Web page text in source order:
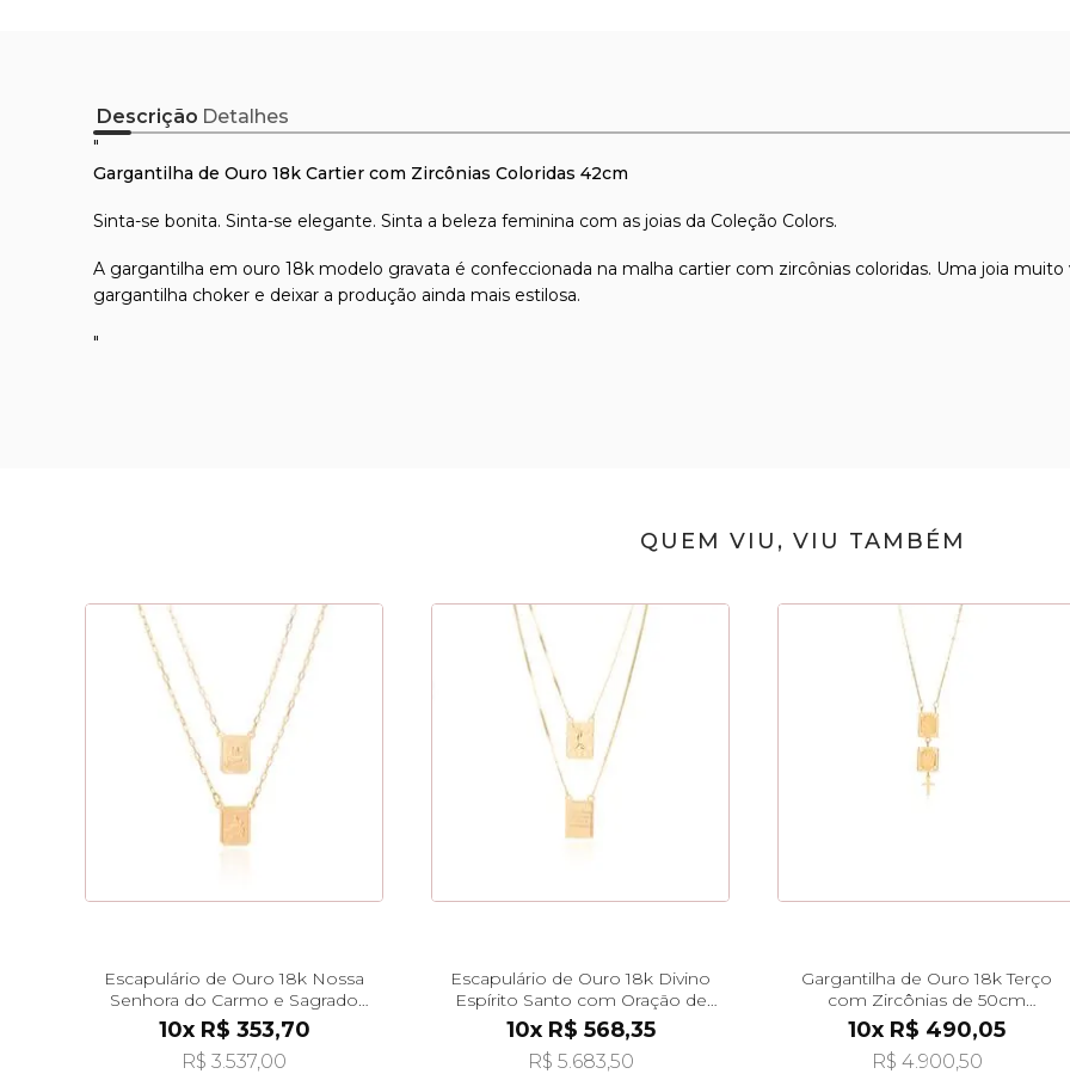
Descrição Detalhes
"
Gargantilha de Ouro 18k Cartier com Zircônias Coloridas 42cm
Sinta-se bonita. Sinta-se elegante. Sinta a beleza feminina com as joias da Coleção Colors.
A gargantilha em ouro 18k modelo gravata é confeccionada na malha cartier com zircônias coloridas. Uma joia
gargantilha choker e deixar a produção ainda mais estilosa.
"
QUEM VIU, VIU TAMBÉM
Escapulário de Ouro 18k Nossa
Senhora do Carmo e Sagrado
Coração ga07330
10x R$ 353,70
R$ 3.537,00
Escapulário de Ouro 18k Divino
Espírito Santo com Oração de
60cm ga08535
10x R$ 568,35
R$ 5.683,50
Gargantilha de Ouro 18k Terço
com Zircônias de 50cm
ga07989
10x R$ 490,05
R$ 4.900,50